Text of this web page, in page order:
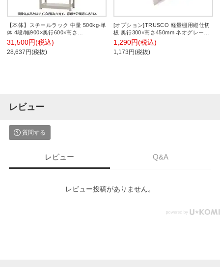
【本体】スチールラック 中量 500kg-単
体 4段/幅900×奥行600×高さ
2100mm/KT-KRL-096021-S4
31,500円(税込)
28,637円(税抜)
[オプション]TRUSCO 軽量棚用縦仕切
板 奥行300×高さ450mm ネオグレー
503-8103
1,290円(税込)
1,173円(税抜)
レビュー
質問する
レビュー Q&A
レビュー投稿がありません。